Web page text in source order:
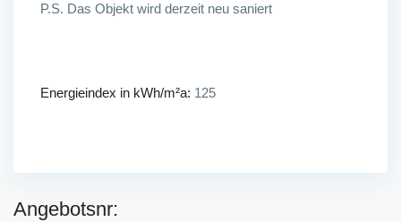
P.S. Das Objekt wird derzeit neu saniert
Energieindex in kWh/m²a: 125
Angebotsnr: